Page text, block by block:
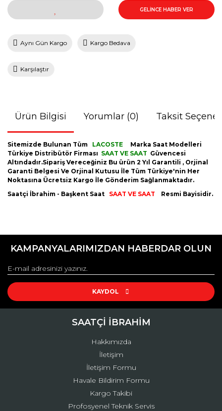
GELİNCE HABER VER
Aynı Gün Kargo Kargo Bedava
Karşılaştır
Ürün Bilgisi Yorumlar (0) Taksit
Sitemizde Bulunan Tüm LACOSTE
Marka Saat Modelleri
Türkiye Distribütör Firması SAAT VE SAAT Güvencesi
Altındadır.Sipariş Vereceğiniz Bu ürün 2 Yıl Garantili , Orjinal
Garanti Belgesi Ve Orjinal Kutusu İle Tüm Türkiye'nin Her
Noktasına Ücretsiz Kargo İle Gönderim Sağlanmaktadır.
Saatçi İbrahim - Başkent Saat SAAT VE SAAT Resmi Bayisidir.
konularda yetersiz gördüğünüz noktaları öneri formunu
Görüş ve önerileriniz için teşekkür ederiz.
Ürün resmi kalitesiz, bozuk veya görüntülenemiyor.
Ürün açıklamasında eksik bilgiler bulunuyor.
Ürün fiyatı diğer sitelerden daha pahalı.
Gönder
KAMPANYALARIMIZDAN HABERDAR OLUN
KAYDOL
SAATÇİ İBRAHİM
Hakkımızda
İletişim
İletişim Formu
Havale Bildirim Formu
Kargo Takibi
Profosyenel Teknik Servis